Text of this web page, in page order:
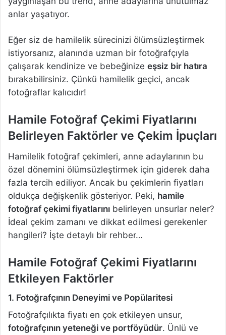
anlar yaşatıyor.
Eğer siz de hamilelik sürecinizi ölümsüzleştirmek
istiyorsanız, alanında uzman bir fotoğrafçıyla
çalışarak kendinize ve bebeğinize eşsiz bir hatıra
bırakabilirsiniz. Çünkü hamilelik geçici, ancak
fotoğraflar kalıcıdır!
Hamile Fotoğraf Çekimi Fiyatlarını
Belirleyen Faktörler ve Çekim İpuçları
Hamilelik fotoğraf çekimleri, anne adaylarının bu
özel dönemini ölümsüzleştirmek için giderek daha
fazla tercih ediliyor. Ancak bu çekimlerin fiyatları
oldukça değişkenlik gösteriyor. Peki, hamile
fotoğraf çekimi fiyatlarını belirleyen unsurlar neler?
İdeal çekim zamanı ve dikkat edilmesi gerekenler
hangileri? İşte detaylı bir rehber…
Hamile Fotoğraf Çekimi Fiyatlarını
Etkileyen Faktörler
1. Fotoğrafçının Deneyimi ve Popülaritesi
Fotoğrafçılıkta fiyatı en çok etkileyen unsur,
fotoğrafçının yeteneği ve portföyüdür. Ünlü ve